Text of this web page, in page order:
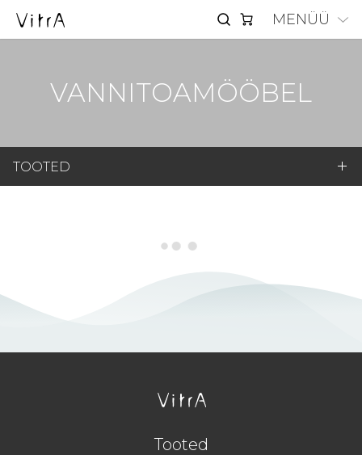
MENÜÜ
VANNITOAMÖÖBEL
TOOTED
Tooted